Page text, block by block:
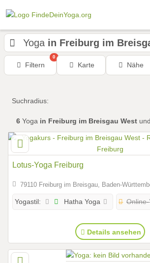
Yoga in Freiburg im
Filtern
0
Karte Nähe
Suchradius:
6Yoga in Freiburg im Breisgau West
Lotus-Yoga Freiburg
79110 Freiburg im Breisgau, Baden-
Yogastil: Hatha Yoga
Details ansehen